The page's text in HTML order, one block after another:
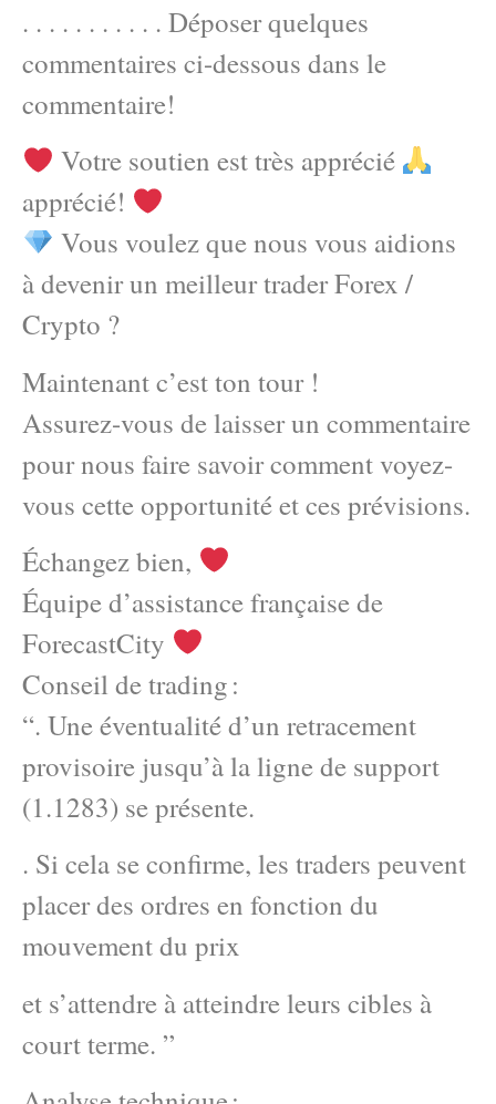
. . . . . . . . . . . Déposer quelques
commentaires ci-dessous dans le
commentaire!
Votre soutien est très apprécié
apprécié!
Vous voulez que nous vous aidions
à devenir un meilleur trader Forex /
Crypto ?
Maintenant c’est ton tour !
Assurez-vous de laisser un commentaire
pour nous faire savoir comment voyez-
vous cette opportunité et ces prévisions.
Échangez bien,
Équipe d’assistance française de
ForecastCity
Conseil de trading :
“. Une éventualité d’un retracement
provisoire jusqu’à la ligne de support
(1.1283) se présente.
. Si cela se confirme, les traders peuvent
placer des ordres en fonction du
mouvement du prix
et s’attendre à atteindre leurs cibles à
court terme. ”